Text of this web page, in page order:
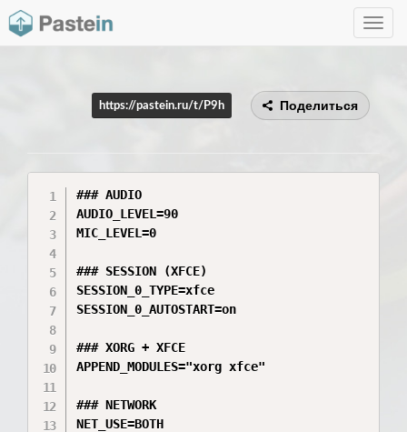
Toggle
https://pastein.ru/t/P9h Поделиться
### AUDIO
AUDIO_LEVEL=90
MIC_LEVEL=0
### SESSION (XFCE)
SESSION_0_TYPE=xfce
SESSION_0_AUTOSTART=on
### XORG + XFCE
APPEND_MODULES="xorg xfce"
### NETWORK
NET_USE=BOTH